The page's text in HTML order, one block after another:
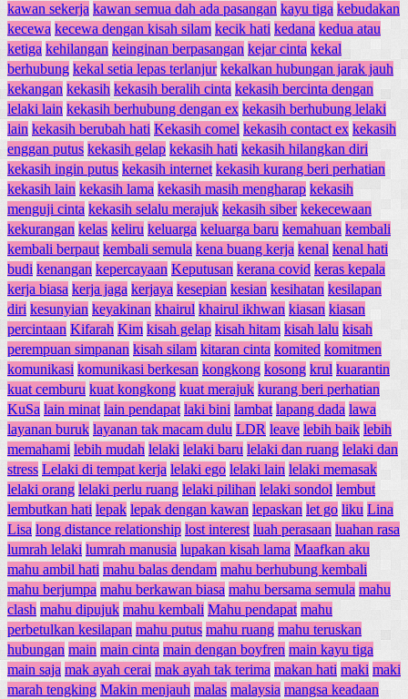
kawan sekerja kawan semua dah ada pasangan kayu tiga kebudakan
kecewa kecewa dengan kisah silam kecik hati kedana kedua atau
ketiga kehilangan keinginan berpasangan kejar cinta kekal
berhubung kekal setia lepas terlanjur kekalkan hubungan jarak jauh
kekangan kekasih kekasih beralih cinta kekasih bercinta dengan
lelaki lain kekasih berhubung dengan ex kekasih berhubung lelaki
lain kekasih berubah hati Kekasih comel kekasih contact ex kekasih
enggan putus kekasih gelap kekasih hati kekasih hilangkan diri
kekasih ingin putus kekasih internet kekasih kurang beri perhatian
kekasih lain kekasih lama kekasih masih mengharap kekasih
menguji cinta kekasih selalu merajuk kekasih siber kekecewaan
kekurangan kelas keliru keluarga keluarga baru kemahuan kembali
kembali berpaut kembali semula kena buang kerja kenal kenal hati
budi kenangan kepercayaan Keputusan kerana covid keras kepala
kerja biasa kerja jaga kerjaya kesepian kesian kesihatan kesilapan
diri kesunyian keyakinan khairul khairul ikhwan kiasan kiasan
percintaan Kifarah Kim kisah gelap kisah hitam kisah lalu kisah
perempuan simpanan kisah silam kitaran cinta komited komitmen
komunikasi komunikasi berkesan kongkong kosong krul kuarantin
kuat cemburu kuat kongkong kuat merajuk kurang beri perhatian
KuSa lain minat lain pendapat laki bini lambat lapang dada lawa
layanan buruk layanan tak macam dulu LDR leave lebih baik lebih
memahami lebih mudah lelaki lelaki baru lelaki dan ruang lelaki dan
stress Lelaki di tempat kerja lelaki ego lelaki lain lelaki memasak
lelaki orang lelaki perlu ruang lelaki pilihan lelaki sondol lembut
lembutkan hati lepak lepak dengan kawan lepaskan let go liku Lina
Lisa long distance relationship lost interest luah perasaan luahan rasa
lumrah lelaki lumrah manusia lupakan kisah lama Maafkan aku
mahu ambil hati mahu balas dendam mahu berhubung kembali
mahu berjumpa mahu berkawan biasa mahu bersama semula mahu
clash mahu dipujuk mahu kembali Mahu pendapat mahu
perbetulkan kesilapan mahu putus mahu ruang mahu teruskan
hubungan main main cinta main dengan boyfren main kayu tiga
main saja mak ayah cerai mak ayah tak terima makan hati maki maki
marah tengking Makin menjauh malas malaysia mangsa keadaan